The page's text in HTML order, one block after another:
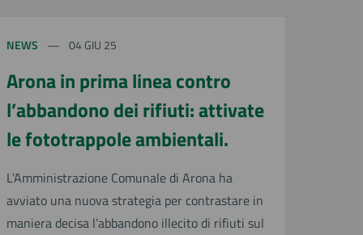
NEWS 04 GIU 25
Arona in prima linea contro
l’abbandono dei rifiuti: attivate
le fototrappole ambientali.
L’Amministrazione Comunale di Arona ha
avviato una nuova strategia per contrastare in
maniera decisa l’abbandono illecito di rifiuti sul